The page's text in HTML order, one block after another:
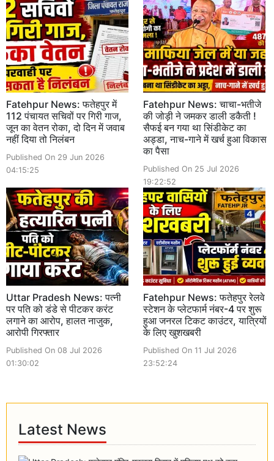
Fatehpur News: फतेहपुर में
112 पंचायत सचिवों पर गिरी गाज,
जून का वेतन रोका, दो दिन में जवाब
नहीं दिया तो निलंबन
Published On 29 Jun 2026
04:15:25
Fatehpur News: चाचा-भतीजे
की जोड़ी ने जमकर डाली डकैती !
सैफई बन गया था सिंडीकेट का
अड्डा, नाच-गाने में खर्च हुआ विकास
का पैसा
Published On 25 Jul 2026
19:22:52
Uttar Pradesh News: पत्नी
पर पति को डंडे से पीटकर करंट
लगाने का आरोप, हालत नाजुक,
आरोपी गिरफ्तार
Published On 08 Jul 2026
01:30:02
Fatehpur News: फतेहपुर रेलवे
स्टेशन के प्लेटफार्म नंबर-4 पर शुरू
हुआ जनरल टिकट काउंटर, यात्रियों
के लिए खुशखबरी
Published On 11 Jul 2026
23:52:24
Latest News